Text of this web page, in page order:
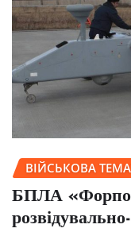
ВІЙСЬКОВА
БПЛА